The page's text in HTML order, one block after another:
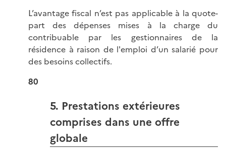
L’avantage fiscal n’est pas applicable à la quote-
part des dépenses mises à la charge du
contribuable par les gestionnaires de la
résidence à raison de l'emploi d’un salarié pour
des besoins collectifs.
80
5. Prestations extérieures
comprises dans une offre
globale